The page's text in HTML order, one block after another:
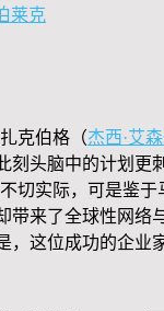
莱克
克伯格（杰西·艾
刻头脑中的计划
切实际，可是鉴
了全球性网络
这位成功的企